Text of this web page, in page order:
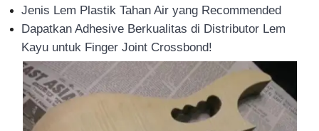
Jenis Lem Plastik Tahan Air yang Recommended
Dapatkan Adhesive Berkualitas di Distributor Lem
Kayu untuk Finger Joint Crossbond!